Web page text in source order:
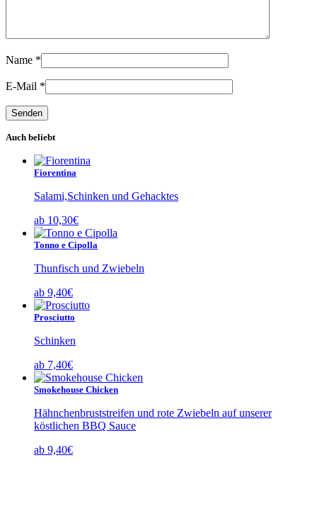
Name *
E-Mail *
Auch beliebt
Fiorentina
Salami,Schinken und Gehacktes
ab 10,30€
Tonno e Cipolla
Thunfisch und Zwiebeln
ab 9,40€
Prosciutto
Schinken
ab 7,40€
Smokehouse Chicken
Hähnchenbruststreifen und rote Zwiebeln auf unserer
köstlichen BBQ Sauce
ab 9,40€